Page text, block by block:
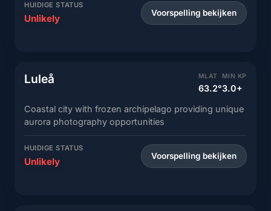
HUIDIGE STATUS
Unlikely Voorspelling bekijken
Luleå MLAT
63.2°
MIN KP
3.0+
Coastal city with frozen archipelago providing unique
aurora photography opportunities
HUIDIGE STATUS
Unlikely Voorspelling bekijken